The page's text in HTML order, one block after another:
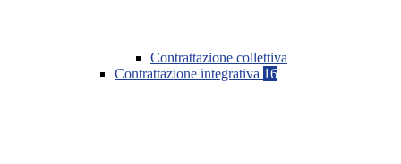
Contrattazione collettiva
Contrattazione integrativa 16